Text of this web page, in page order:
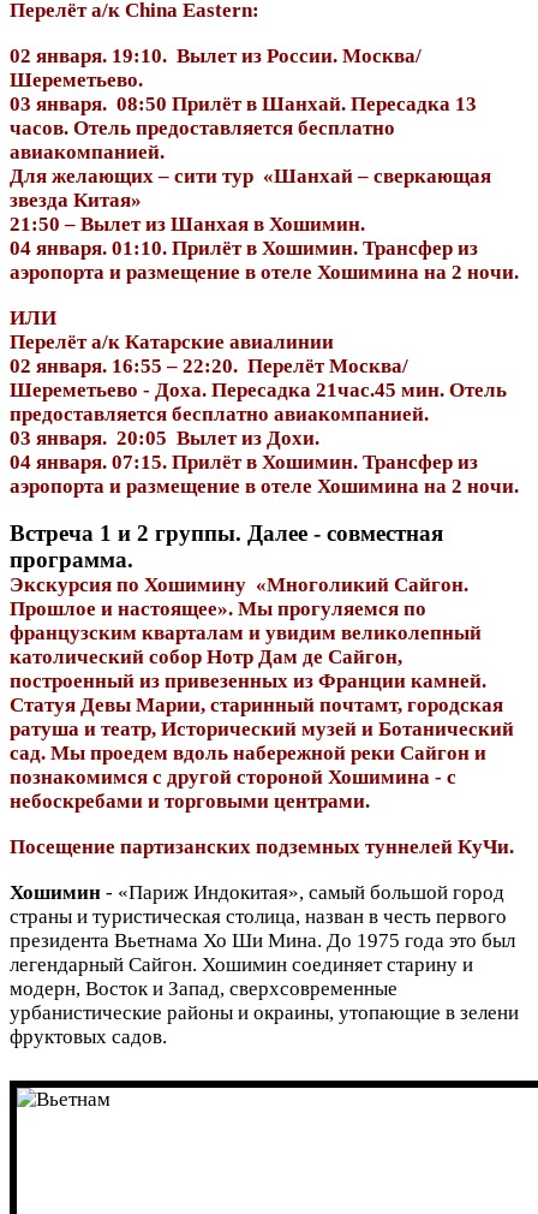
Перелёт а/к China Eastern:
02 января. 19:10. Вылет из России. Москва/
Шереметьево.
03 января. 08:50 Прилёт в Шанхай. Пересадка 13
часов. Отель предоставляется бесплатно
авиакомпанией.
Для желающих – сити тур «Шанхай – сверкающая
звезда Китая»
21:50 – Вылет из Шанхая в Хошимин.
04 января. 01:10. Прилёт в Хошимин. Трансфер из
аэропорта и размещение в отеле Хошимина на 2 ночи.
ИЛИ
Перелёт а/к Катарские авиалинии
02 января. 16:55 – 22:20. Перелёт Москва/
Шереметьево - Доха. Пересадка 21час.45 мин. Отель
предоставляется бесплатно авиакомпанией.
03 января. 20:05 Вылет из Дохи.
04 января. 07:15. Прилёт в Хошимин. Трансфер из
аэропорта и размещение в отеле Хошимина на 2 ночи.
Встреча 1 и 2 группы. Далее - совместная
программа.
Экскурсия по Хошимину «Многоликий Сайгон.
Прошлое и настоящее». Мы прогуляемся по
французским кварталам и увидим великолепный
католический собор Нотр Дам де Сайгон,
построенный из привезенных из Франции камней.
Статуя Девы Марии, старинный почтамт, городская
ратуша и театр, Исторический музей и Ботанический
сад. Мы проедем вдоль набережной реки Сайгон и
познакомимся с другой стороной Хошимина - с
небоскребами и торговыми центрами.
Посещение партизанских подземных туннелей КуЧи.
Хошимин - «Париж Индокитая», самый большой город
страны и туристическая столица, назван в честь первого
президента Вьетнама Хо Ши Мина. До 1975 года это был
легендарный Сайгон. Хошимин соединяет старину и
модерн, Восток и Запад, сверхсовременные
урбанистические районы и окраины, утопающие в зелени
фруктовых садов.